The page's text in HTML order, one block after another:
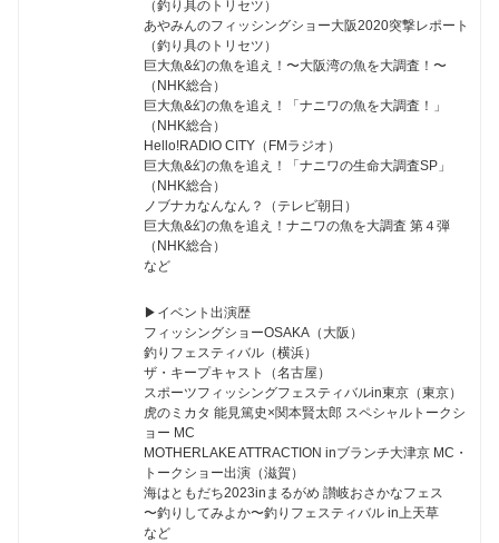
（釣り具のトリセツ）
あやみんのフィッシングショー大阪2020突撃レポート
（釣り具のトリセツ）
巨大魚&幻の魚を追え！〜大阪湾の魚を大調査！〜
（NHK総合）
巨大魚&幻の魚を追え！「ナニワの魚を大調査！」
（NHK総合）
Hello!RADIO CITY（FMラジオ）
巨大魚&幻の魚を追え！「ナニワの生命大調査SP」
（NHK総合）
ノブナカなんなん？（テレビ朝日）
巨大魚&幻の魚を追え！ナニワの魚を大調査 第４弾
（NHK総合）
など
▶︎イベント出演歴
フィッシングショーOSAKA（大阪）
釣りフェスティバル（横浜）
ザ・キープキャスト（名古屋）
スポーツフィッシングフェスティバルin東京（東京）
虎のミカタ 能見篤史×関本賢太郎 スペシャルトークシ
ョー MC
MOTHERLAKE ATTRACTION inブランチ大津京 MC・
トークショー出演（滋賀）
海はともだち2023inまるがめ 讃岐おさかなフェス
〜釣りしてみよか〜釣りフェスティバル in上天草
など